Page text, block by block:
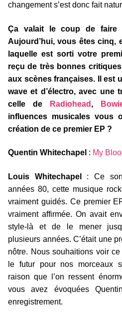
changement s’est donc fait
Ça valait le coup de
Aujourd’hui, vous êtes cinq,
laquelle est sorti votre
reçu de très bonnes
aux scènes françaises. Il est
wave et d’électro, avec une
celle de
Radiohead ,
influences musicales vous
création de ce premier EP ?
Quentin Whitechapel : My
Louis Whitechapel
: Ce
années 80, cette musique
vraiment guidés. Ce premier
vraiment affirmée. On avait
style-là et de le mener
plusieurs années. C’était une
nôtre. Nous souhaitions voir
le futur pour nos morceaux
raison que l’on ressent
vous avez évoquées
enregistrement.